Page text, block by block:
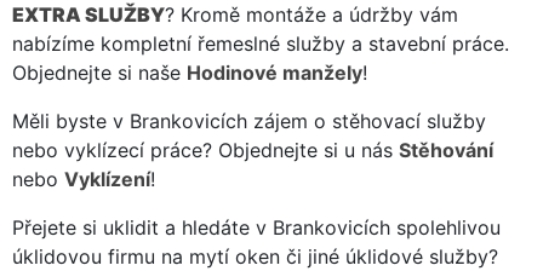
EXTRA SLUŽBY? Kromě montáže a údržby vám
nabízíme kompletní řemeslné služby a stavební práce.
Objednejte si naše Hodinové manžely!
Měli byste v Brankovicích zájem o stěhovací služby
nebo vyklízecí práce? Objednejte si u nás Stěhování
nebo Vyklízení!
Přejete si uklidit a hledáte v Brankovicích spolehlivou
úklidovou firmu na mytí oken či jiné úklidové služby?